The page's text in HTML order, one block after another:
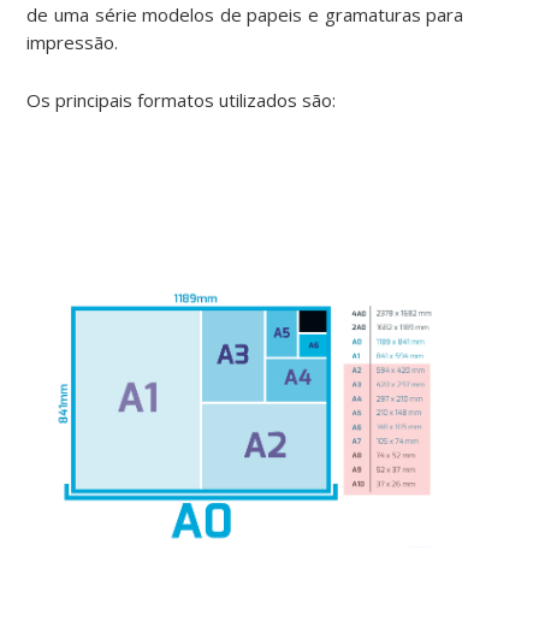
de uma série modelos de papeis e gramaturas para
impressão.
Os principais formatos utilizados são: